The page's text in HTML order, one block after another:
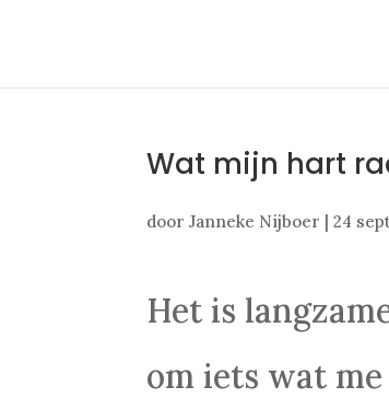
Wat mijn hart
doorJanneke Nijboer |24
Het is
om iets wat